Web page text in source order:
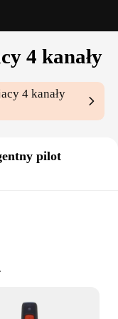
4 kanały
4 kanały
pilot